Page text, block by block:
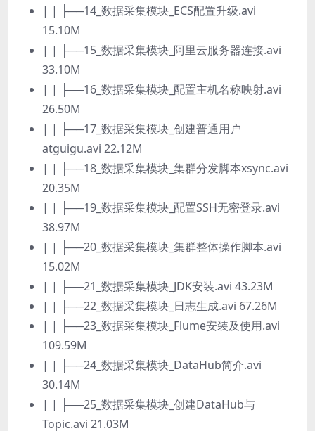
| | ├──14_数据采集模块_ECS配置升级.avi
15.10M
| | ├──15_数据采集模块_阿里云服务器连接.avi
33.10M
| | ├──16_数据采集模块_配置主机名称映射.avi
26.50M
| | ├──17_数据采集模块_创建普通用户
atguigu.avi 22.12M
| | ├──18_数据采集模块_集群分发脚本xsync.avi
20.35M
| | ├──19_数据采集模块_配置SSH无密登录.avi
38.97M
| | ├──20_数据采集模块_集群整体操作脚本.avi
15.02M
| | ├──21_数据采集模块_JDK安装.avi 43.23M
| | ├──22_数据采集模块_日志生成.avi 67.26M
| | ├──23_数据采集模块_Flume安装及使用.avi
109.59M
| | ├──24_数据采集模块_DataHub简介.avi
30.14M
| | ├──25_数据采集模块_创建DataHub与
Topic.avi 21.03M